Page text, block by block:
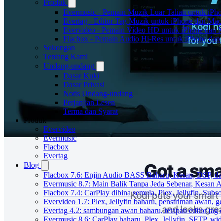
Produk
Evermusic - Pemain Muzik Luar Talian untuk
Evertag - Editor Tag Muzik untuk iPhone dan Mac
Evervideo - Pemain Video HD untuk iPhone dan
Flacbox - Pemain Audio Hi-Res untuk iPhone
Sokongan
Tentang Kami
Undang-undang
Dasar Kuki
Dasar Privasi
Notis Undang-undang
Perjanjian Lesen
Terma dan Syarat
Produk
Evervideo
Evermusic
Flacbox
Evertag
Blog
Flacbox 7.6: Enjin Audio BASS Baharu, Kesan, DSP,
Evermusic 8.7: Main Balik Tanpa Jeda Sebenar, Kesan
Flacbox 7.4: CarPlay dibina semula, Plex, Jellyfin,
Evervideo 1.7: Plex, Jellyfin baharu, penstriman awan,
Evertag 4.2: sambungan awan baharu, tetapan editor tag
Evermusic 8.6: CarPlay baharu, Plex, Jellyfin, SFTP,